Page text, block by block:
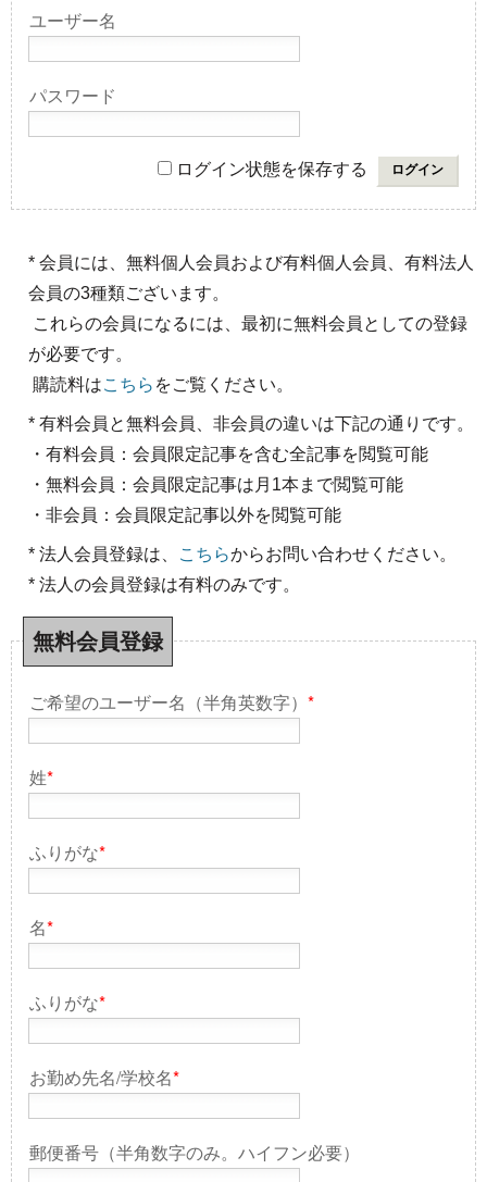
ユーザー名
パスワード
ログイン状態を保存する
* 会員には、無料個人会員および有料個人会員、有料法人
会員の3種類ございます。
これらの会員になるには、最初に無料会員としての登録
が必要です。
購読料はこちら をご覧ください。
* 有料会員と無料会員、非会員の違いは下記の通りです。
・有料会員：会員限定記事を含む全記事を閲覧可能
・無料会員：会員限定記事は月1本まで閲覧可能
・非会員：会員限定記事以外を閲覧可能
* 法人会員登録は、 こちらからお問い合わせください。
* 法人の会員登録は有料のみです。
無料会員登録
ご希望のユーザー名（半角英数字） *
姓*
ふりがな*
名*
ふりがな*
お勤め先名/学校名*
郵便番号（半角数字のみ。ハイフン必要）